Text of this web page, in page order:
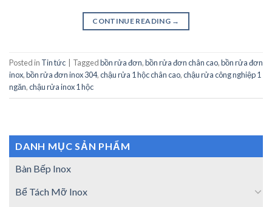
CONTINUE READING →
Posted in Tin tức Taggedbồn rửa đơn,bồn rửa đơn chân cao,bồn rửa đơn
inox,bồn rửa đơn inox 304,chậu rửa 1 hộc chân cao,chậu rửa công nghiệp 1
ngăn,chậu rửa inox 1 hộc
DANH MỤC SẢN PHẨM
Bàn Bếp Inox
Bể Tách Mỡ Inox